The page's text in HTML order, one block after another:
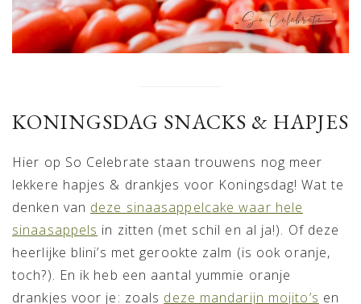
KONINGSDAG SNACKS & HAPJES
Hier op So Celebrate staan trouwens nog meer
lekkere hapjes & drankjes voor Koningsdag! Wat te
denken van deze sinaasappelcake waar hele
sinaasappels in zitten (met schil en al ja!). Of deze
heerlijke blini’s met gerookte zalm (is ook oranje,
toch?). En ik heb een aantal yummie oranje
drankjes voor je: zoals deze mandarijn mojito’s en